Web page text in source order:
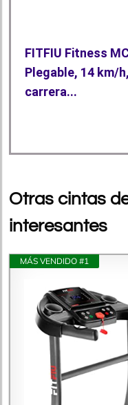
FITFIU Fitness
Plegable, 14 km/
carrera...
Otras cintas
interesantes
MÁS VENDIDO #1